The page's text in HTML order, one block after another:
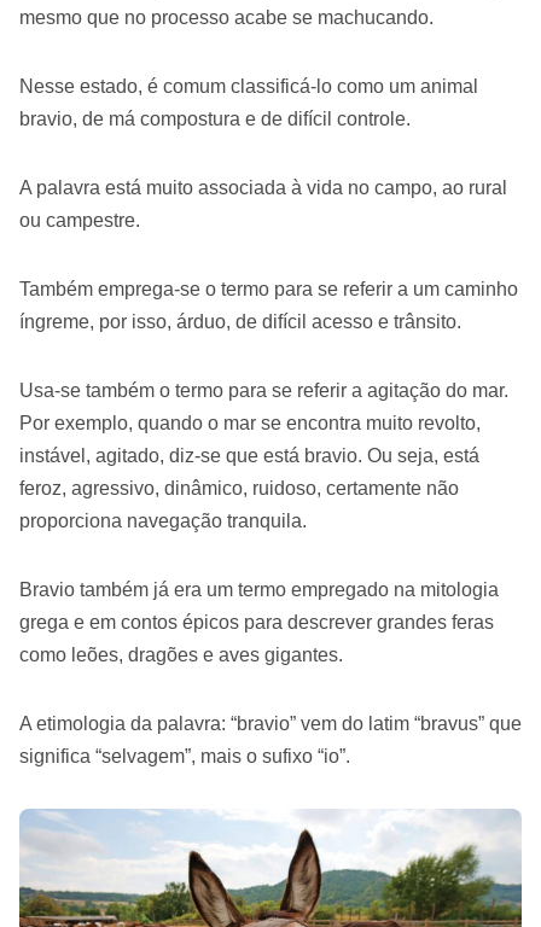
mesmo que no processo acabe se machucando.
Nesse estado, é comum classificá-lo como um animal
bravio, de má compostura e de difícil controle.
A palavra está muito associada à vida no campo, ao rural
ou campestre.
Também emprega-se o termo para se referir a um caminho
íngreme, por isso, árduo, de difícil acesso e trânsito.
Usa-se também o termo para se referir a agitação do mar.
Por exemplo, quando o mar se encontra muito revolto,
instável, agitado, diz-se que está bravio. Ou seja, está
feroz, agressivo, dinâmico, ruidoso, certamente não
proporciona navegação tranquila.
Bravio também já era um termo empregado na mitologia
grega e em contos épicos para descrever grandes feras
como leões, dragões e aves gigantes.
A etimologia da palavra: “bravio” vem do latim “bravus” que
significa “selvagem”, mais o sufixo “io”.